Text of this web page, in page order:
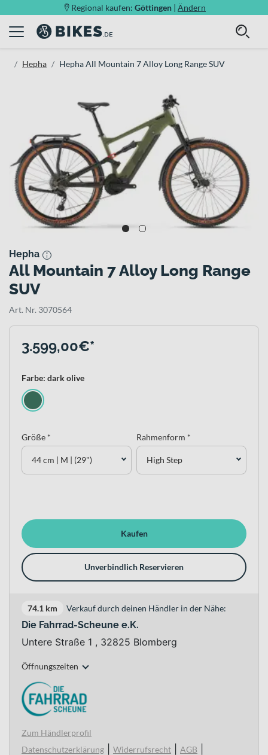
Regional kaufen: Göttingen | Ändern
Hepha Hepha All Mountain 7 Alloy Long Range SUV
Hepha
All Mountain 7 Alloy Long Range
SUV
Art. Nr. 3070564
3.599,00€*
Farbe: dark olive
Größe *
44 cm | M | (29")
Rahmenform *
High Step
Kaufen
Unverbindlich Reservieren
74.1 km Verkauf durch deinen Händler in der Nähe:
Die Fahrrad-Scheune e.K.
Untere Straße 1 , 32825 Blomberg
Öffnungszeiten
Zum Händlerprofil
Datenschutzerklärung
Widerrufsrecht AGB